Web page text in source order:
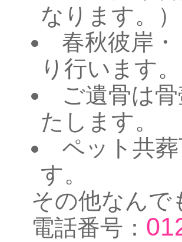
なります。）
春秋彼岸
り行います。
ご遺骨は
たします。
ペット共
す。
その他なんで
電話番号：